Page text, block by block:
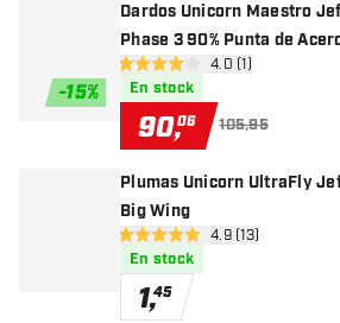
-15%
Dardos Unicorn Maestro
Phase 3 90% Punta de
abrir panel de
4 estrellas de puntuación
4.0 (1)
En stock
90,06 105,95
Plumas Unicorn UltraFly
Big Wing
abrir panel de
4.9 estrellas de puntuación
4.9 (13)
En stock
1,45